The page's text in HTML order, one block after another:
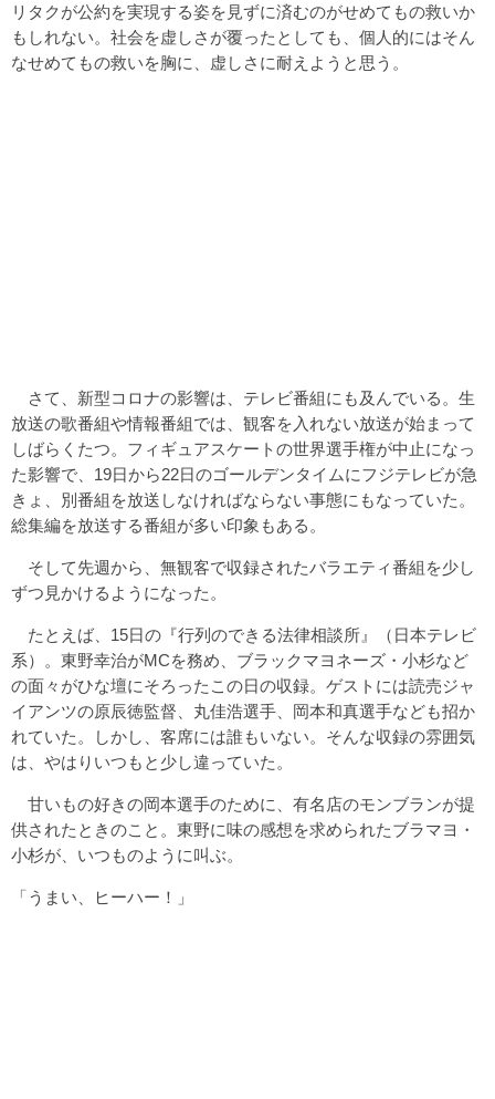
リタクが公約を実現する姿を見ずに済むのがせめてもの救いか
もしれない。社会を虚しさが覆ったとしても、個人的にはそん
なせめてもの救いを胸に、虚しさに耐えようと思う。
さて、新型コロナの影響は、テレビ番組にも及んでいる。生
放送の歌番組や情報番組では、観客を入れない放送が始まって
しばらくたつ。フィギュアスケートの世界選手権が中止になっ
た影響で、19日から22日のゴールデンタイムにフジテレビが急
きょ、別番組を放送しなければならない事態にもなっていた。
総集編を放送する番組が多い印象もある。
そして先週から、無観客で収録されたバラエティ番組を少し
ずつ見かけるようになった。
たとえば、15日の『行列のできる法律相談所』（日本テレビ
系）。東野幸治がMCを務め、ブラックマヨネーズ・小杉など
の面々がひな壇にそろったこの日の収録。ゲストには読売ジャ
イアンツの原辰徳監督、丸佳浩選手、岡本和真選手なども招か
れていた。しかし、客席には誰もいない。そんな収録の雰囲気
は、やはりいつもと少し違っていた。
甘いもの好きの岡本選手のために、有名店のモンブランが提
供されたときのこと。東野に味の感想を求められたブラマヨ・
小杉が、いつものように叫ぶ。
「うまい、ヒーハー！」